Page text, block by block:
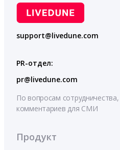
support@livedune.com
PR-отдел:
pr@livedune.com
По вопросам сотрудничества,
комментариев для СМИ
Продукт